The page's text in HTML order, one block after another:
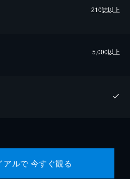
210誌以上
5,000以上
アルで 今すぐ観る